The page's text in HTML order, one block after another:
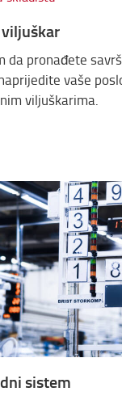
da pronađete
vaše
viljuškarima.
sistem